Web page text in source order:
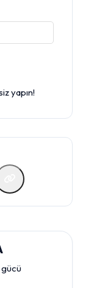
yapın!